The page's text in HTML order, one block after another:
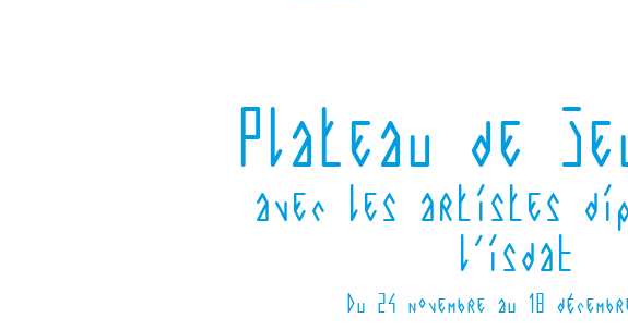
Plateau de
avec les artistes
l'isdaT
Du 24 novembre au 18